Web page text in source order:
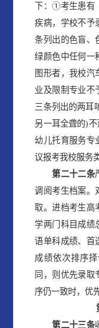
下：①考生患有
疾病，学校不予
条列出的色盲、
绿颜色中任何一
图形者，我校汽
业及限制专业
三条列出的两耳
另一耳全聋的)
幼儿托育服务专
议报考我校服务
第二十二条
调阅考生档案。
取。进档考生高
学两门科目成绩
语单科成绩、首
成绩依次排序
同，则优先录取
序仍一致时，优
第二十三条